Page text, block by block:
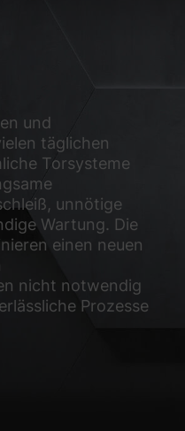
und
täglichen
Torsysteme
unnötige
Wartung. Die
einen neuen
nicht notwendig
Prozesse